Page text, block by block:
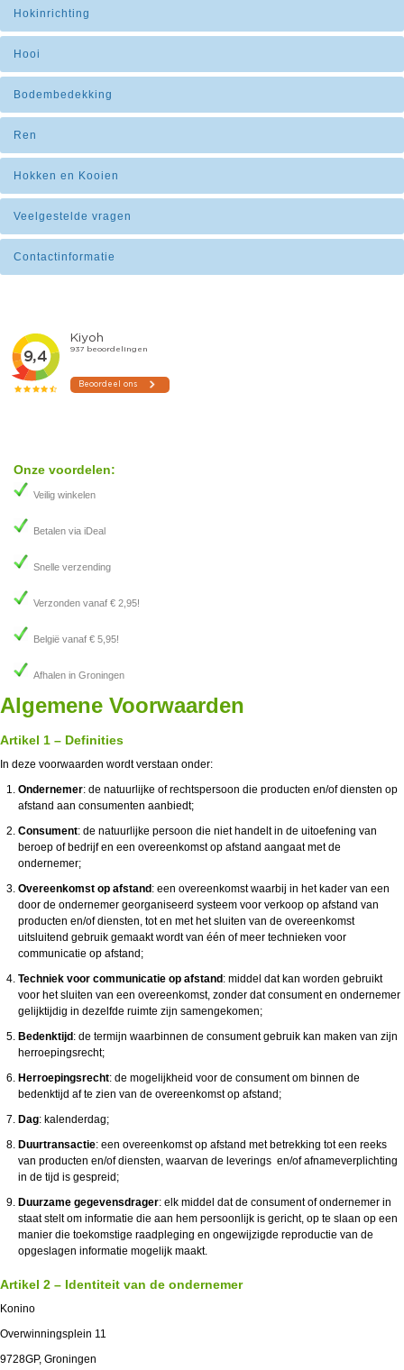
Hokinrichting
Hooi
Bodembedekking
Ren
Hokken en Kooien
Veelgestelde vragen
Contactinformatie
Onze voordelen:
Veilig winkelen
Betalen via iDeal
Snelle verzending
Verzonden vanaf € 2,95!
België vanaf € 5,95!
Afhalen in Groningen
Algemene Voorwaarden
Artikel 1 – Definities
In deze voorwaarden wordt verstaan onder:
Ondernemer: de natuurlijke of rechtspersoon die producten en/of diensten op
afstand aan consumenten aanbiedt;
Consument: de natuurlijke persoon die niet handelt in de uitoefening van
beroep of bedrijf en een overeenkomst op afstand aangaat met de
ondernemer;
Overeenkomst op afstand : een overeenkomst waarbij in het kader van een
door de ondernemer georganiseerd systeem voor verkoop op afstand van
producten en/of diensten, tot en met het sluiten van de overeenkomst
uitsluitend gebruik gemaakt wordt van één of meer technieken voor
communicatie op afstand;
Techniek voor communicatie op afstand : middel dat kan worden gebruikt
voor het sluiten van een overeenkomst, zonder dat consument en ondernemer
gelijktijdig in dezelfde ruimte zijn samengekomen;
Bedenktijd : de termijn waarbinnen de consument gebruik kan maken van zijn
herroepingsrecht;
Herroepingsrecht: de mogelijkheid voor de consument om binnen de
bedenktijd af te zien van de overeenkomst op afstand;
Dag: kalenderdag;
Duurtransactie: een overeenkomst op afstand met betrekking tot een reeks
van producten en/of diensten, waarvan de leverings en/of afnameverplichting
in de tijd is gespreid;
Duurzame gegevensdrager: elk middel dat de consument of ondernemer in
staat stelt om informatie die aan hem persoonlijk is gericht, op te slaan op een
manier die toekomstige raadpleging en ongewijzigde reproductie van de
opgeslagen informatie mogelijk maakt.
Artikel 2 – Identiteit van de ondernemer
Konino
Overwinningsplein 11
9728GP, Groningen